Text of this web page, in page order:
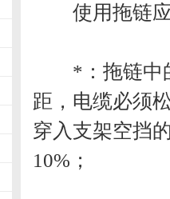
使用拖链应
*：拖链中的
距，电缆必须
穿入支架空挡
10%；